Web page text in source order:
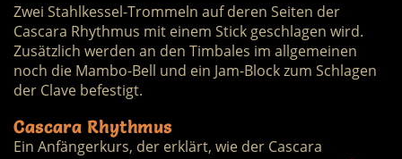
Zwei Stahlkessel-Trommeln auf deren Seiten der
Cascara Rhythmus mit einem Stick geschlagen wird.
Zusätzlich werden an den Timbales im allgemeinen
noch die Mambo-Bell und ein Jam-Block zum Schlagen
der Clave befestigt.
Cascara Rhythmus
Ein Anfängerkurs, der erklärt, wie der Cascara